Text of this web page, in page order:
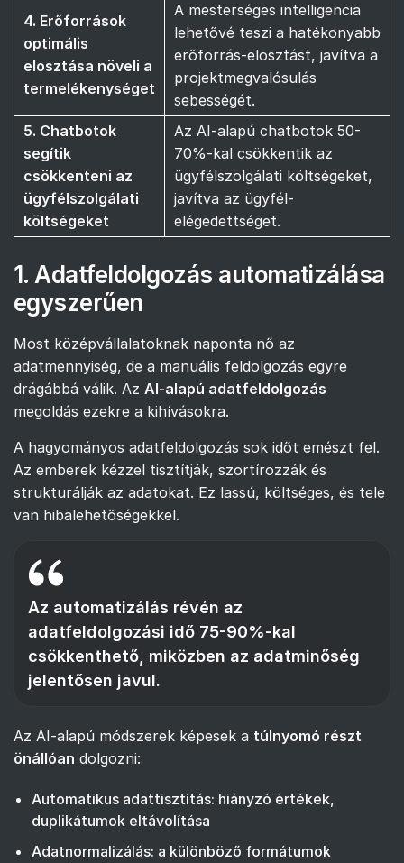
4. Erőforrások
optimális
elosztása növeli a
termelékenységet
A mesterséges intelligencia
lehetővé teszi a hatékonyabb
erőforrás-elosztást, javítva a
projektmegvalósulás
sebességét.
5. Chatbotok
segítik
csökkenteni az
ügyfélszolgálati
költségeket
Az AI-alapú chatbotok 50-
70%-kal csökkentik az
ügyfélszolgálati költségeket,
javítva az ügyfél-
elégedettséget.
1. Adatfeldolgozás automatizálása
egyszerűen
Most középvállalatoknak naponta nő az
adatmennyiség, de a manuális feldolgozás egyre
drágábbá válik. Az AI-alapú adatfeldolgozás
megoldás ezekre a kihívásokra.
A hagyományos adatfeldolgozás sok időt emészt fel.
Az emberek kézzel tisztítják, szortírozzák és
strukturálják az adatokat. Ez lassú, költséges, és tele
van hibalehetőségekkel.
Az automatizálás révén az
adatfeldolgozási idő 75-90%-kal
csökkenthető, miközben az adatminőség
jelentősen javul.
Az AI-alapú módszerek képesek a túlnyomó részt
önállóan dolgozni:
Automatikus adattisztítás: hiányzó értékek,
duplikátumok eltávolítása
Adatnormalizálás: a különböző formátumok